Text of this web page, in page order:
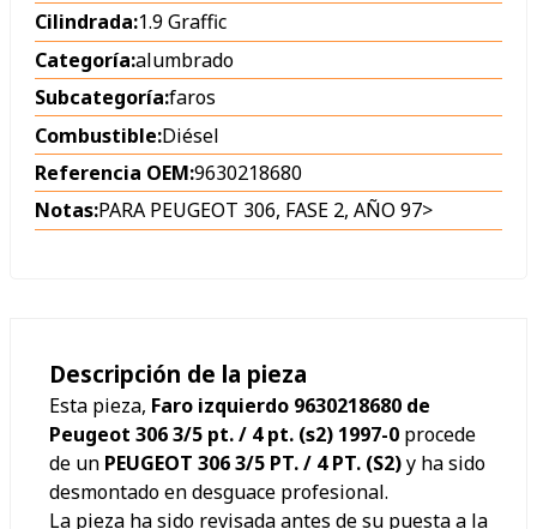
Cilindrada:1.9 Graffic
Categoría:alumbrado
Subcategoría:faros
Combustible:Diésel
Referencia OEM:9630218680
Notas:PARA PEUGEOT 306, FASE 2, AÑO 97>
Descripción de la pieza
Esta pieza, Faro izquierdo 9630218680 de
Peugeot 306 3/5 pt. / 4 pt. (s2) 1997-0 procede
de un PEUGEOT 306 3/5 PT. / 4 PT. (S2)y ha sido
desmontado en desguace profesional.
La pieza ha sido revisada antes de su puesta a la